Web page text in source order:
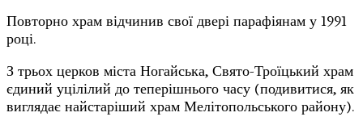
Повторно храм відчинив свої двері парафіянам у 1991
році.
З трьох церков міста Ногайська, Свято-Троїцький храм
єдиний уцілілий до теперішнього часу (подивитися, як
виглядає найстаріший храм Мелітопольського району).